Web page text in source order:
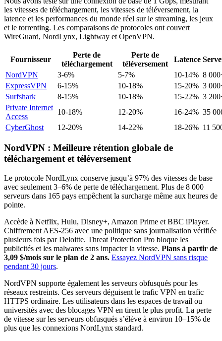
les vitesses de téléchargement, les vitesses de téléversement, la
latence et les performances du monde réel sur le streaming, les jeux
et le torrenting. Les comparaisons de protocoles ont couvert
WireGuard, NordLynx, Lightway et OpenVPN.
Fournisseur
Perte de
téléchargement
Perte de
téléversement
Latence
NordVPN
3-6% 5-7% 10-14% 8
ExpressVPN
6-15% 10-18% 15-20% 3
Surfshark
8-15% 10-18% 15-22% 3
Private Internet
Access
10-18% 12-20% 16-24% 35
CyberGhost
12-20% 14-22% 18-26% 11
NordVPN : Meilleure rétention globale de
téléchargement et téléversement
Le protocole NordLynx conserve jusqu’à 97% des vitesses de base
avec seulement 3–6% de perte de téléchargement. Plus de 8 000
serveurs dans 165 pays empêchent la surcharge même aux heures de
pointe.
Accède à Netflix, Hulu, Disney+, Amazon Prime et BBC iPlayer.
Chiffrement AES-256 avec une politique sans journalisation vérifiée
plusieurs fois par Deloitte. Threat Protection Pro bloque les
publicités et les malwares sans impacter la vitesse. Plans à partir de
3,09 $/mois sur le plan de 2 ans. Essayez NordVPN sans risque
pendant 30 jours.
NordVPN supporte également les serveurs obfusqués pour les
réseaux restreints. Ces serveurs déguisent le trafic VPN en trafic
HTTPS ordinaire. Les utilisateurs dans les espaces de travail ou
universités avec des blocages VPN en tirent le plus profit. La perte
de vitesse sur les serveurs obfusqués s’élève à environ 10–15% de
plus que les connexions NordLynx standard.